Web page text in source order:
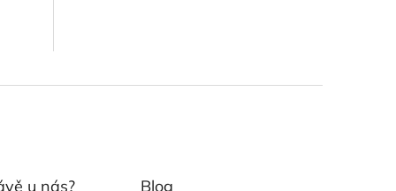
u nás? Blog